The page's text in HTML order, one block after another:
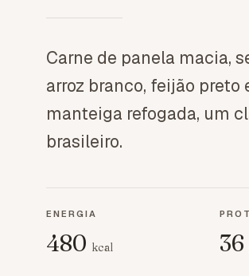
Carne de panela macia,
arroz branco, feijão preto
manteiga refogada, um
brasileiro.
ENERGIA
480 kcal 36